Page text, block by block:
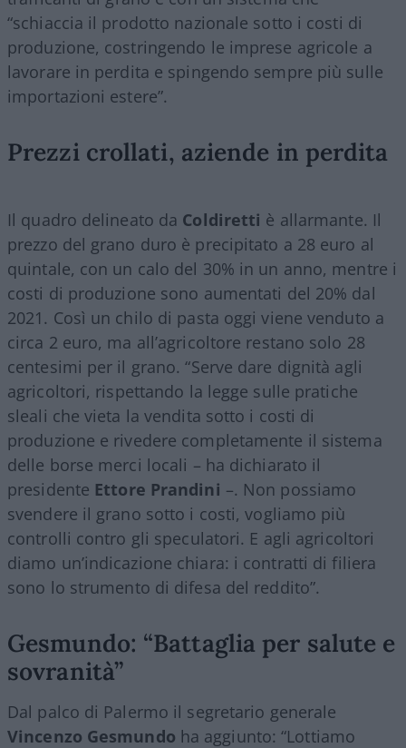
“schiaccia il prodotto nazionale sotto i costi di
produzione, costringendo le imprese agricole a
lavorare in perdita e spingendo sempre più sulle
importazioni estere”.
Prezzi crollati, aziende in perdita
Il quadro delineato da Coldiretti è allarmante. Il
prezzo del grano duro è precipitato a 28 euro al
quintale, con un calo del 30% in un anno, mentre i
costi di produzione sono aumentati del 20% dal
2021. Così un chilo di pasta oggi viene venduto a
circa 2 euro, ma all’agricoltore restano solo 28
centesimi per il grano. “Serve dare dignità agli
agricoltori, rispettando la legge sulle pratiche
sleali che vieta la vendita sotto i costi di
produzione e rivedere completamente il sistema
delle borse merci locali – ha dichiarato il
presidente Ettore Prandini –. Non possiamo
svendere il grano sotto i costi, vogliamo più
controlli contro gli speculatori. E agli agricoltori
diamo un’indicazione chiara: i contratti di filiera
sono lo strumento di difesa del reddito”.
Gesmundo: “Battaglia per salute e
sovranità”
Dal palco di Palermo il segretario generale
Vincenzo Gesmundo ha aggiunto: “Lottiamo